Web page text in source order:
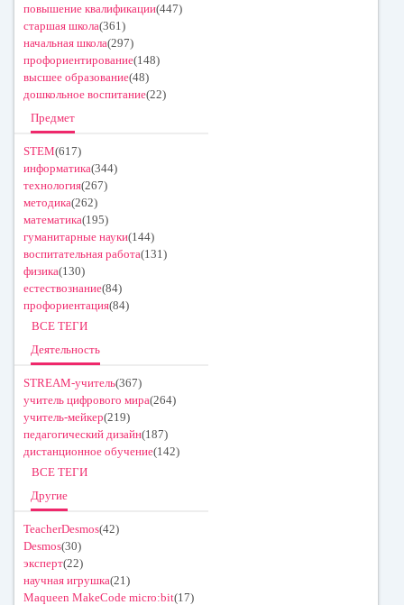
повышение квалификации(447)
старшая школа(361)
начальная школа(297)
профориентирование(148)
высшее образование(48)
дошкольное воспитание(22)
Предмет
STEM(617)
информатика(344)
технология(267)
методика(262)
математика(195)
гуманитарные науки(144)
воспитательная работа(131)
физика(130)
естествознание(84)
профориентация(84)
ВСЕ ТЕГИ
Деятельность
STREAM-учитель(367)
учитель цифрового мира(264)
учитель-мейкер(219)
педагогический дизайн(187)
дистанционное обучение(142)
ВСЕ ТЕГИ
Другие
TeacherDesmos(42)
Desmos(30)
эксперт(22)
научная игрушка(21)
Maqueen MakeCode micro:bit(17)